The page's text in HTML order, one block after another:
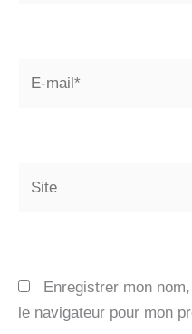
Enregistrer mon
le navigateur pour mon